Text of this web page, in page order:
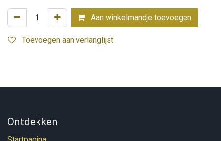
Aan winkelmandje toevoegen
Toevoegen aan verlanglijst
Ontdekken